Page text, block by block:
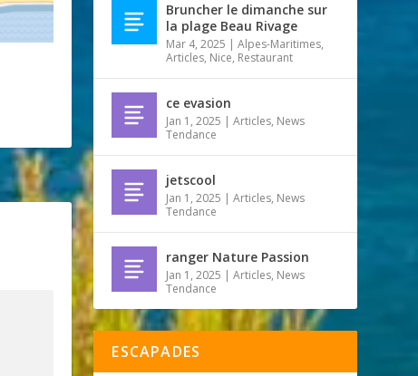
Bruncher le dimanche sur
la plage Beau Rivage
Mar 4, 2025 |Alpes-Maritimes,
Articles, Nice, Restaurant
ce evasion
Jan 1, 2025 |Articles, News
Tendance
jetscool
Jan 1, 2025 |Articles, News
Tendance
ranger Nature Passion
Jan 1, 2025 |Articles, News
Tendance
ESCAPADES